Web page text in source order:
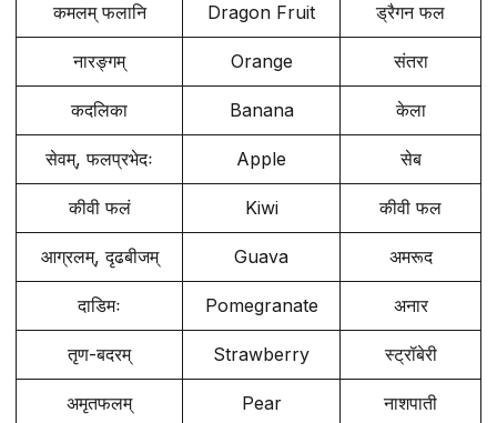
कमलम् फलानि Dragon Fruit ड्रैगन फल
नारङ्गम् Orange संतरा
कदलिका Banana केला
सेवम्, फलप्रभेदः Apple सेब
कीवी फलं Kiwi कीवी फल
आग्रलम्, दृढबीजम् Guava अमरूद
दाडिमः Pomegranate अनार
तृण-बदरम् Strawberry स्ट्रॉबेरी
अमृतफलम् Pear नाशपाती